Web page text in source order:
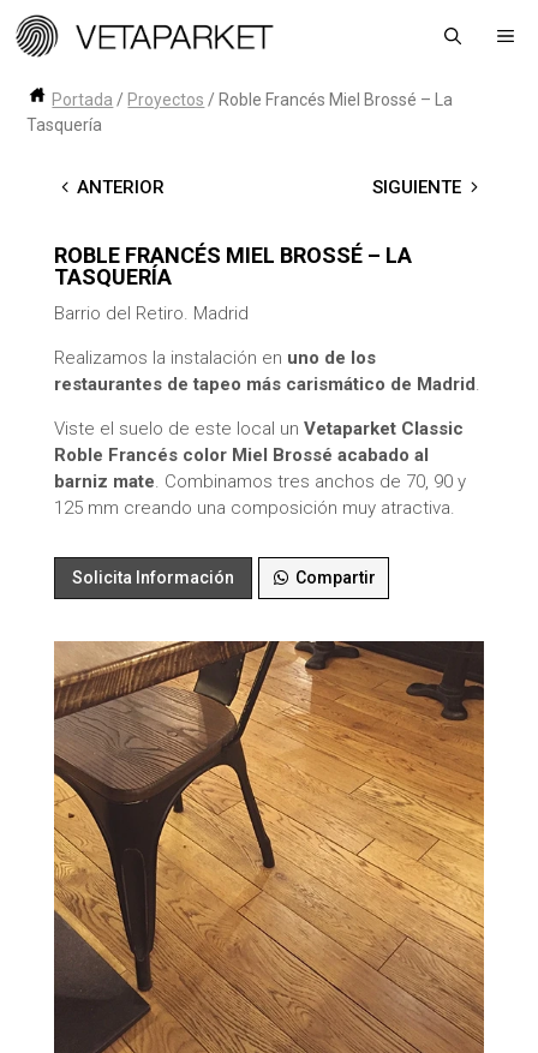
Saltar
contenido
Portada / Proyectos / Roble Francés Miel Brossé – La
Tasquería
← ANTERIOR SIGUIENTE →
ROBLE FRANCÉS MIEL BROSSÉ – LA
TASQUERÍA
Barrio del Retiro. Madrid
Realizamos la instalación en uno de los
restaurantes de tapeo más carismático de Madrid.
Viste el suelo de este local un Vetaparket Classic
Roble Francés color Miel Brossé acabado al
barniz mate. Combinamos tres anchos de 70, 90 y
125 mm creando una composición muy atractiva.
Solicita Información Compartir